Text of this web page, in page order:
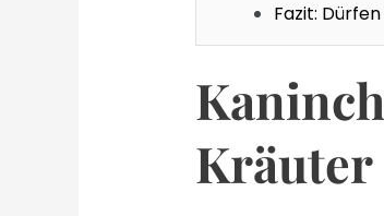
Fazit:
Kräuter